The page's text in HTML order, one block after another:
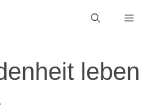
leben